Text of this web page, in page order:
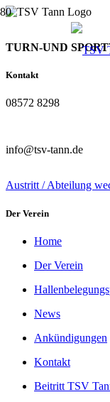
TURN-UND
Kontakt
08572 8298
info@tsv-tann.de
Austritt / Abteilung
Der Verein
Home
Der Verein
News
Ankündigungen
Kontakt
Beitritt TSV